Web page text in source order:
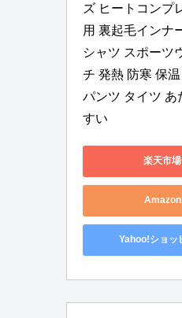
ズ ヒートコンプ
用 裏起毛インナ
シャツ スポーツ
チ 発熱 防寒 保
パンツ タイツ あ
すい
楽天市
Amazon
Yahoo!ショッ